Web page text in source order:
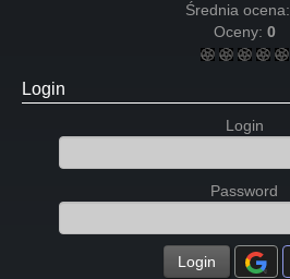
Średnia ocena:
Oceny: 0
Login
Login
Password
Login